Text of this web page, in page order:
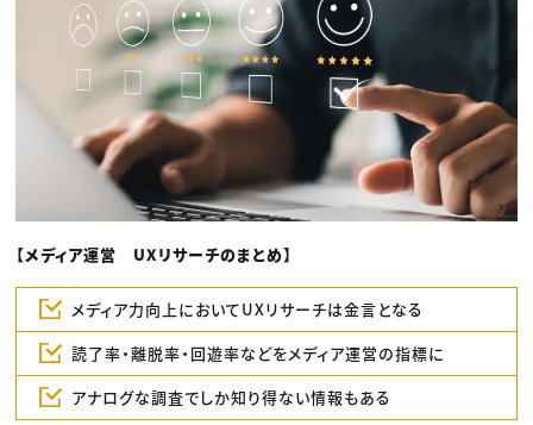
【メディア運営 UXリサーチのまとめ】
メディア力向上においてUXリサーチは金言となる
読了率・離脱率・回遊率などをメディア運営の指標に
アナログな調査でしか知り得ない情報もある